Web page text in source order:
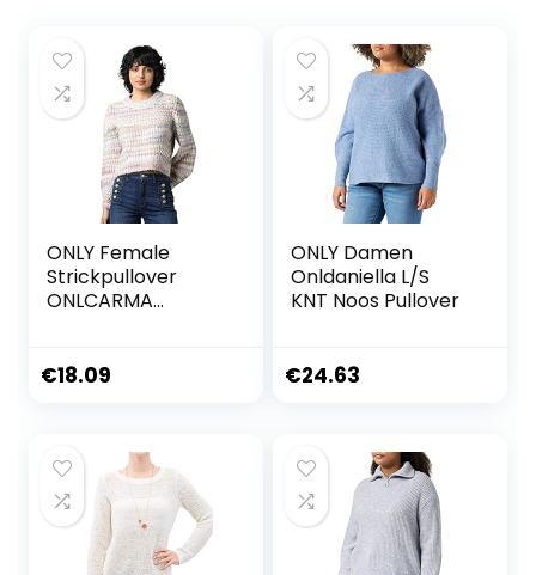
ONLY Female
Strickpullover
ONLCARMA
€18.09
ONLY Damen
Onldaniella L/S
KNT Noos Pullover
€24.63